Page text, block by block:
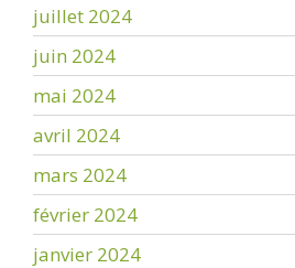
juillet 2024
juin 2024
mai 2024
avril 2024
mars 2024
février 2024
janvier 2024